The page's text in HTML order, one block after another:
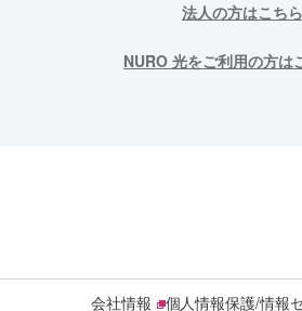
法人の方はこちら
NURO 光をご利用の方は
会社情報 個人情報保護/情報